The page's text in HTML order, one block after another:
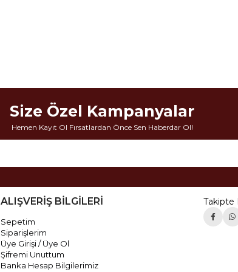
Size Özel Kampanyalar
Hemen Kayıt Ol Fırsatlardan Önce Sen Haberdar Ol!
ALIŞVERİŞ BİLGİLERİ
Sepetim
Siparişlerim
Üye Girişi / Üye Ol
Şifremi Unuttum
Banka Hesap Bilgilerimiz
Takipte